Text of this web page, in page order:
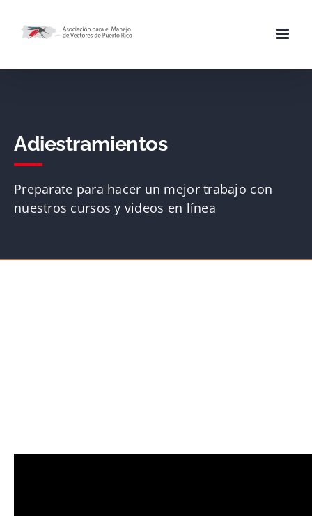
Adiestramientos
Preparate para hacer un mejor trabajo con
nuestros cursos y videos en línea